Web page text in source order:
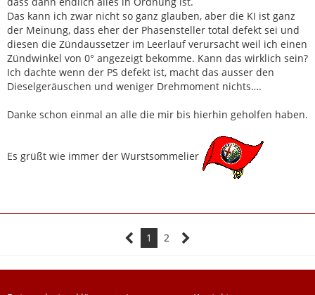
Das kann ich zwar nicht so ganz glauben, aber die KI ist ganz
der Meinung, dass eher der Phasensteller total defekt sei und
diesen die Zündaussetzer im Leerlauf verursacht weil ich einen
Zündwinkel von 0° angezeigt bekomme. Kann das wirklich sein?
Ich dachte wenn der PS defekt ist, macht das ausser den
Dieselgeräuschen und weniger Drehmoment nichts….
Danke schon einmal an alle die mir bis hierhin geholfen haben.
Es grüßt wie immer der Wurstsommelier
1 2